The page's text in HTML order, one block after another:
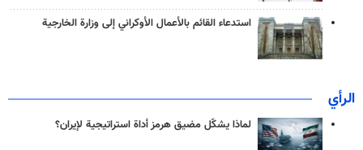
استدعاء القائم بالأعمال الأوكراني إلى وزارة الخارجية
الرأي
لماذا يشكّل مضيق هرمز أداة استراتيجية لإيران؟